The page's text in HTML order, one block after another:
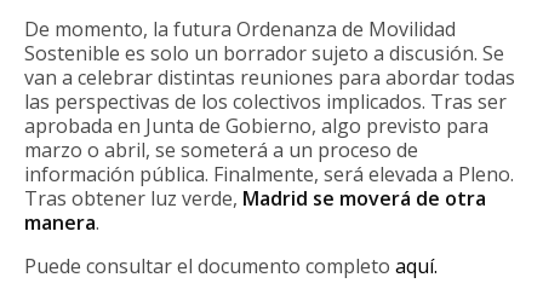
De momento, la futura Ordenanza de Movilidad
Sostenible es solo un borrador sujeto a discusión. Se
van a celebrar distintas reuniones para abordar todas
las perspectivas de los colectivos implicados. Tras ser
aprobada en Junta de Gobierno, algo previsto para
marzo o abril, se someterá a un proceso de
información pública. Finalmente, será elevada a Pleno.
Tras obtener luz verde, Madrid se moverá de otra
manera.
Puede consultar el documento completo aquí.